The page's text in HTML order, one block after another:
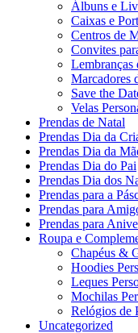
Álbuns e
Caixas e
Centros de
Convites
Lembranças
Marcadores
Save the
Velas
Prendas de Natal
Prendas Dia da
Prendas Dia da
Prendas Dia do Pai
Prendas Dia dos
Prendas para a
Prendas para
Prendas para
Roupa e
Chapéus &
Hoodies
Leques
Mochilas
Relógios de
Uncategorized